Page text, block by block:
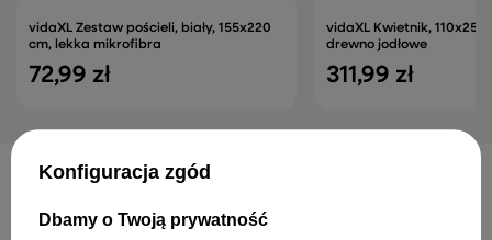
vidaXL Zestaw pościeli, biały, 155x220
cm, lekka mikrofibra
72,99 zł
vidaXL Kwietnik,
drewno jodłowe
311,99 zł
Konfiguracja zgód
Dbamy o Twoją prywatność